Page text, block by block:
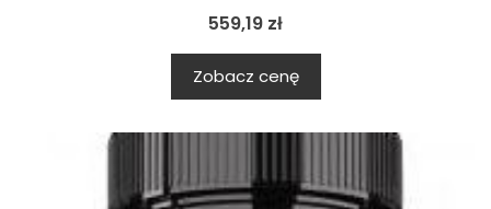
559,19 zł
Zobacz cenę